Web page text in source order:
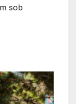
sob